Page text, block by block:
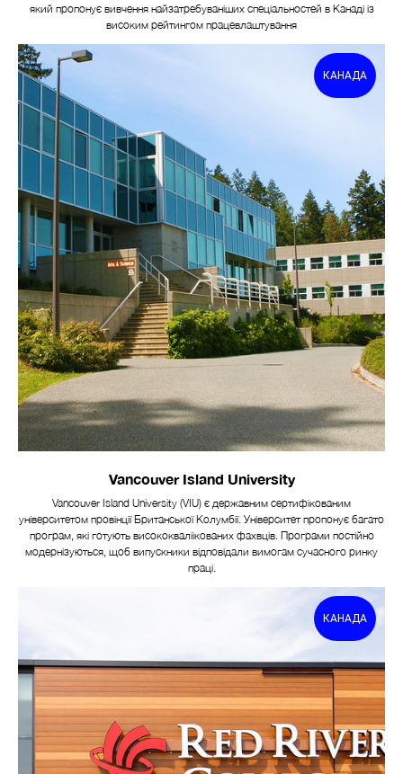
який пропонує вивчення найзатребуваніших спеціальностей в Канаді із
високим рейтингом працевлаштування
КАНАДА
Vancouver Island University
Vancouver Island University (VIU) є державним сертифікованим
університетом провінції Британської Колумбії. Університет пропонує багато
програм, які готують висококваліікованих фахвців. Програми постійно
модернізуються, щоб випускники відповідали вимогам сучасного ринку
праці.
КАНАДА